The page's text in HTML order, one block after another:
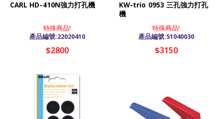
CARL HD-410N強力打孔機
特殊商品!
產品編號:22020410
$2800
KW-trio 0953 三孔強力打孔
機
特殊商品!
產品編號:51040030
$3150